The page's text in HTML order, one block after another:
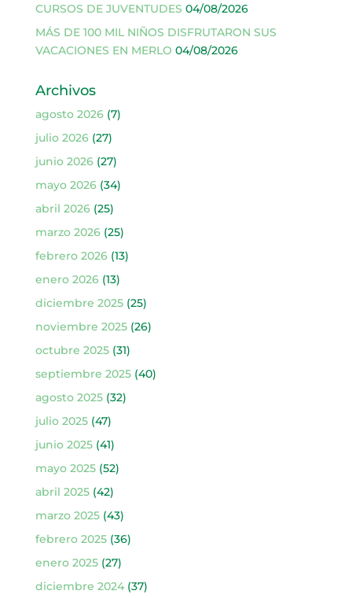
CURSOS DE JUVENTUDES 04/08/2026
MÁS DE 100 MIL NIÑOS DISFRUTARON SUS
VACACIONES EN MERLO 04/08/2026
Archivos
agosto 2026(7)
julio 2026(27)
junio 2026(27)
mayo 2026(34)
abril 2026(25)
marzo 2026(25)
febrero 2026(13)
enero 2026(13)
diciembre 2025(25)
noviembre 2025(26)
octubre 2025(31)
septiembre 2025(40)
agosto 2025(32)
julio 2025(47)
junio 2025(41)
mayo 2025(52)
abril 2025(42)
marzo 2025(43)
febrero 2025(36)
enero 2025(27)
diciembre 2024(37)